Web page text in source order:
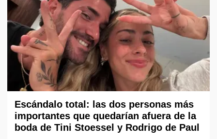
Escándalo total: las dos personas más
importantes que quedarían afuera de la
boda de Tini Stoessel y Rodrigo de Paul